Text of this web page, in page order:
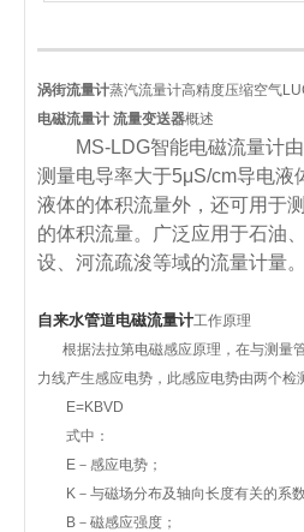
涡街流量计蒸汽流量计高精度压缩空气
电磁流量计 流量变送器概述
MS-LDG智能电磁流量计由
测量电导率大于5μS/cm导电液
液体的体积流量外，还可用于
的体积流量。广泛应用于石油
设、河流疏浚等域的流量计量
自来水管道电磁流量计工作原理
根据法拉第电磁感应原理，在与测量管
力线产生感应电势，此感应电势由两个
E=KBVD
式中：
E－感应电势；
K－与磁场分布及轴向长度有关的系
B－磁感应强度；